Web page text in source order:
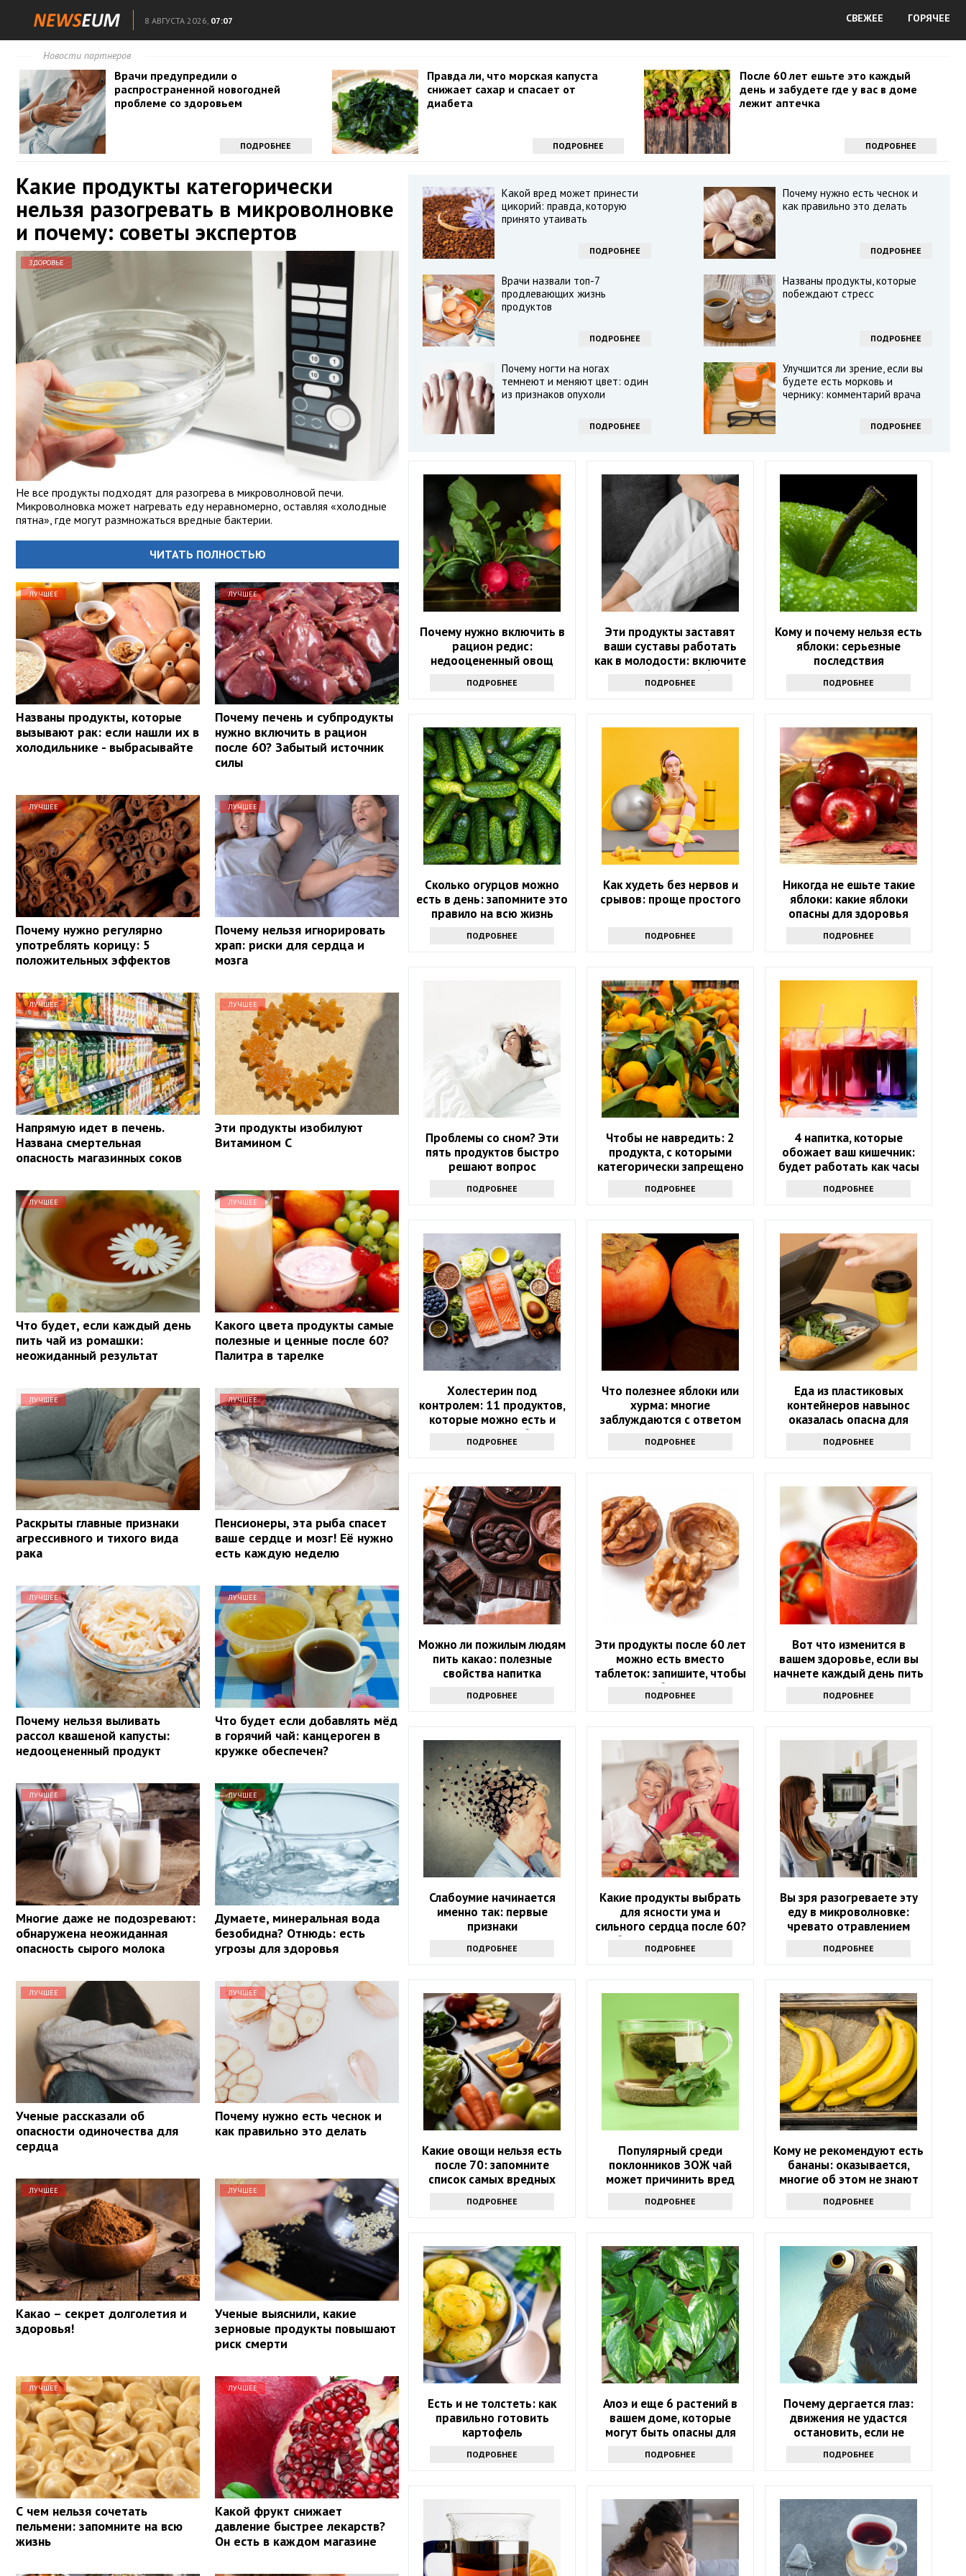
8 АВГУСТА 2026, 07:07 СВЕЖЕЕ ГОРЯЧЕЕ
Новости партнеров
Врачи предупредили о
распространенной новогодней
проблеме со здоровьем
ПОДРОБНЕЕ
Правда ли, что морская капуста
снижает сахар и спасает от
диабета
ПОДРОБНЕЕ
После 60 лет ешьте это каждый
день и забудете где у вас в доме
лежит аптечка
ПОДРОБНЕЕ
Какие продукты категорически
нельзя разогревать в микроволновке
и почему: советы экспертов
ЗДОРОВЬЕ
Не все продукты подходят для разогрева в микроволновой печи.
Микроволновка может нагревать еду неравномерно, оставляя «холодные
пятна», где могут размножаться вредные бактерии.
ЧИТАТЬ ПОЛНОСТЬЮ
ЛУЧШЕЕ
Названы продукты, которые
вызывают рак: если нашли их в
холодильнике - выбрасывайте
ЛУЧШЕЕ
Почему печень и субпродукты
нужно включить в рацион
после 60? Забытый источник
силы
ЛУЧШЕЕ
Почему нужно регулярно
употреблять корицу: 5
положительных эффектов
ЛУЧШЕЕ
Почему нельзя игнорировать
храп: риски для сердца и
мозга
ЛУЧШЕЕ
Напрямую идет в печень.
Названа смертельная
опасность магазинных соков
ЛУЧШЕЕ
Эти продукты изобилуют
Витамином С
ЛУЧШЕЕ
Что будет, если каждый день
пить чай из ромашки:
неожиданный результат
ЛУЧШЕЕ
Какого цвета продукты самые
полезные и ценные после 60?
Палитра в тарелке
ЛУЧШЕЕ
Раскрыты главные признаки
агрессивного и тихого вида
рака
ЛУЧШЕЕ
Пенсионеры, эта рыба спасет
ваше сердце и мозг! Её нужно
есть каждую неделю
ЛУЧШЕЕ
Почему нельзя выливать
рассол квашеной капусты:
недооцененный продукт
ЛУЧШЕЕ
Что будет если добавлять мёд
в горячий чай: канцероген в
кружке обеспечен?
ЛУЧШЕЕ
Многие даже не подозревают:
обнаружена неожиданная
опасность сырого молока
ЛУЧШЕЕ
Думаете, минеральная вода
безобидна? Отнюдь: есть
угрозы для здоровья
ЛУЧШЕЕ
Ученые рассказали об
опасности одиночества для
сердца
ЛУЧШЕЕ
Почему нужно есть чеснок и
как правильно это делать
ЛУЧШЕЕ
Какао – секрет долголетия и
здоровья!
ЛУЧШЕЕ
Ученые выяснили, какие
зерновые продукты повышают
риск смерти
ЛУЧШЕЕ
С чем нельзя сочетать
пельмени: запомните на всю
жизнь
ЛУЧШЕЕ
Какой фрукт снижает
давление быстрее лекарств?
Он есть в каждом магазине
Какой вред может принести
цикорий: правда, которую
принято утаивать
ПОДРОБНЕЕ
Почему нужно есть чеснок и
как правильно это делать
ПОДРОБНЕЕ
Врачи назвали топ-7
продлевающих жизнь
продуктов
ПОДРОБНЕЕ
Названы продукты, которые
побеждают стресс
ПОДРОБНЕЕ
Почему ногти на ногах
темнеют и меняют цвет: один
из признаков опухоли
ПОДРОБНЕЕ
Улучшится ли зрение, если вы
будете есть морковь и
чернику: комментарий врача
ПОДРОБНЕЕ
Почему нужно включить в
рацион редис:
недооцененный овощ
ПОДРОБНЕЕ
Эти продукты заставят
ваши суставы работать
как в молодости: включите
их в рацион после 60 лет
ПОДРОБНЕЕ
Кому и почему нельзя есть
яблоки: серьезные
последствия
ПОДРОБНЕЕ
Сколько огурцов можно
есть в день: запомните это
правило на всю жизнь
ПОДРОБНЕЕ
Как худеть без нервов и
срывов: проще простого
ПОДРОБНЕЕ
Никогда не ешьте такие
яблоки: какие яблоки
опасны для здоровья
ПОДРОБНЕЕ
Проблемы со сном? Эти
пять продуктов быстро
решают вопрос
ПОДРОБНЕЕ
Чтобы не навредить: 2
продукта, с которыми
категорически запрещено
ПОДРОБНЕЕ
4 напитка, которые
обожает ваш кишечник:
будет работать как часы
ПОДРОБНЕЕ
Холестерин под
контролем: 11 продуктов,
которые можно есть и
которых стоит избегать
ПОДРОБНЕЕ
Что полезнее яблоки или
хурма: многие
заблуждаются с ответом
ПОДРОБНЕЕ
Еда из пластиковых
контейнеров навынос
оказалась опасна для
ПОДРОБНЕЕ
Можно ли пожилым людям
пить какао: полезные
свойства напитка
ПОДРОБНЕЕ
Эти продукты после 60 лет
можно есть вместо
таблеток: запишите, чтобы
не болеть
ПОДРОБНЕЕ
Вот что изменится в
вашем здоровье, если вы
начнете каждый день пить
томатный сок
ПОДРОБНЕЕ
Слабоумие начинается
именно так: первые
признаки
ПОДРОБНЕЕ
Какие продукты выбрать
для ясности ума и
сильного сердца после 60?
Обратите внимание на
этот список
ПОДРОБНЕЕ
Вы зря разогреваете эту
еду в микроволновке:
чревато отравлением
ПОДРОБНЕЕ
Какие овощи нельзя есть
после 70: запомните
список самых вредных
ПОДРОБНЕЕ
Популярный среди
поклонников ЗОЖ чай
может причинить вред
ПОДРОБНЕЕ
Кому не рекомендуют есть
бананы: оказывается,
многие об этом не знают
ПОДРОБНЕЕ
Есть и не толстеть: как
правильно готовить
картофель
ПОДРОБНЕЕ
Алоэ и еще 6 растений в
вашем доме, которые
могут быть опасны для
ПОДРОБНЕЕ
Почему дергается глаз:
движения не удастся
остановить, если не
ПОДРОБНЕЕ